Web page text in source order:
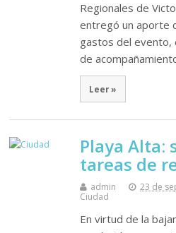
Regionales de
entregó un aporte
gastos del evento,
de
Leer »
Playa Alta:
tareas de
admin
23 de
Ciudad
En virtud de la